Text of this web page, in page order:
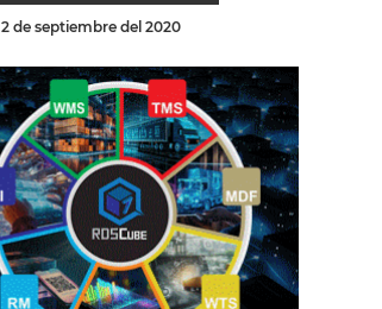
2 de septiembre del 2020